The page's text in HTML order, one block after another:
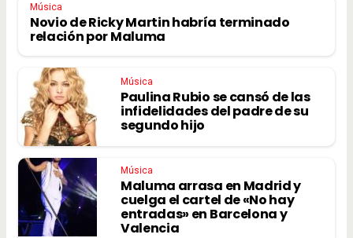
Música
Novio de Ricky Martin habría terminado
relación por Maluma
Música
Paulina Rubio se cansó de las
infidelidades del padre de su
segundo hijo
Música
Maluma arrasa en Madrid y
cuelga el cartel de «No hay
entradas» en Barcelona y
Valencia